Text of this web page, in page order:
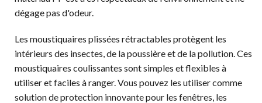
dégage pas d'odeur.
Les moustiquaires plissées rétractables protègent les
intérieurs des insectes, de la poussière et de la pollution. Ces
moustiquaires coulissantes sont simples et flexibles à
utiliser et faciles à ranger. Vous pouvez les utiliser comme
solution de protection innovante pour les fenêtres, les